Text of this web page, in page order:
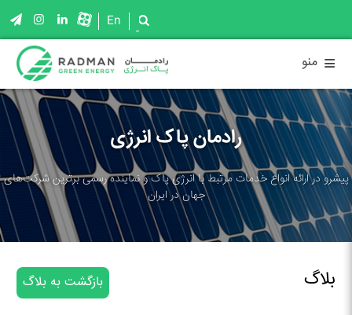
En
≡ منو
رادمان پاک انرژی
پیشرو در ارائه انواع خدمات مرتبط با انرژی پاک و نماینده رسمی برترین شرکت‌های
جهان در ایران
بلاگ بازگشت به بلاگ